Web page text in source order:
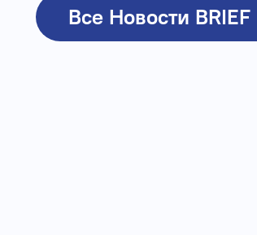
Все Новости BRIEF